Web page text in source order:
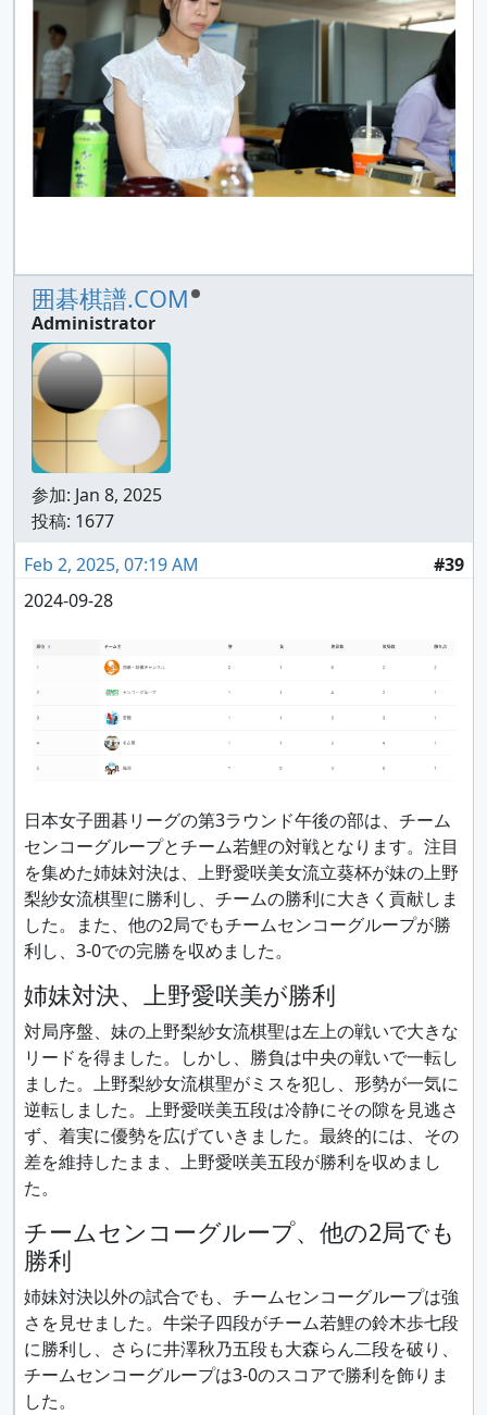
囲碁棋譜.COM
Administrator
参加: Jan 8, 2025
投稿: 1677
Feb 2, 2025, 07:19 AM
#39
2024-09-28
日本女子囲碁リーグの第3ラウンド午後の部は、チーム
センコーグループとチーム若鯉の対戦となります。注目
を集めた姉妹対決は、上野愛咲美女流立葵杯が妹の上野
梨紗女流棋聖に勝利し、チームの勝利に大きく貢献しま
した。また、他の2局でもチームセンコーグループが勝
利し、3-0での完勝を収めました。
姉妹対決、上野愛咲美が勝利
対局序盤、妹の上野梨紗女流棋聖は左上の戦いで大きな
リードを得ました。しかし、勝負は中央の戦いで一転し
ました。上野梨紗女流棋聖がミスを犯し、形勢が一気に
逆転しました。上野愛咲美五段は冷静にその隙を見逃さ
ず、着実に優勢を広げていきました。最終的には、その
差を維持したまま、上野愛咲美五段が勝利を収めまし
た。
チームセンコーグループ、他の2局でも
勝利
姉妹対決以外の試合でも、チームセンコーグループは強
さを見せました。牛栄子四段がチーム若鯉の鈴木歩七段
に勝利し、さらに井澤秋乃五段も大森らん二段を破り、
チームセンコーグループは3-0のスコアで勝利を飾りま
した。